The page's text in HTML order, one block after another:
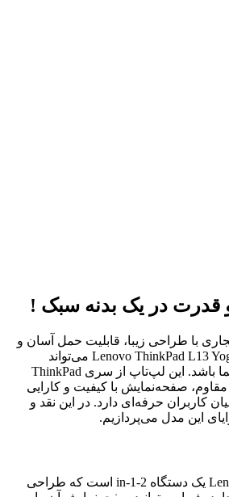
قدرت در یک بدنه سبک !
با طراحی زیبا، قابلیت حمل آسان و
امکانات مدرن هستید، Lenovo ThinkPad L13 Yoga می‌تواند
گزینه‌ای مناسب برای شما باشد. این لپ‌تاپ از سری ThinkPad
صفحه‌نمایش با کیفیت و کارایی
کاربران حرفه‌ای دارد. در این نقد و
این مدل می‌پردازیم.
Lenovo ThinkPad L13 Yoga یک دستگاه 2-in-1 است که طراحی